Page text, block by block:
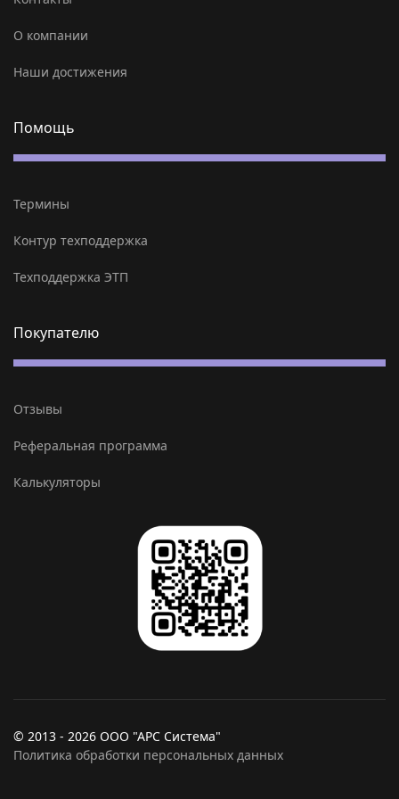
О компании
Наши достижения
Помощь
Термины
Контур техподдержка
Техподдержка ЭТП
Покупателю
Отзывы
Реферальная программа
Калькуляторы
© 2013 - 2026 ООО "АРС Система"
Политика обработки персональных данных